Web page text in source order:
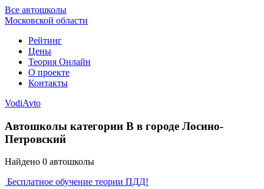
Все автошколы
Московской области
Рейтинг
Цены
Теория Онлайн
О проекте
Контакты
VodiAvto
Автошколы категории B в городе Лосино-
Петровский
Найдено 0 автошколы
Бесплатное обучение теории ПДД!